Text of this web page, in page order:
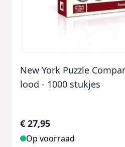
New York Puzzle
lood - 1000 stukjes
€ 27,95
Op voorraad